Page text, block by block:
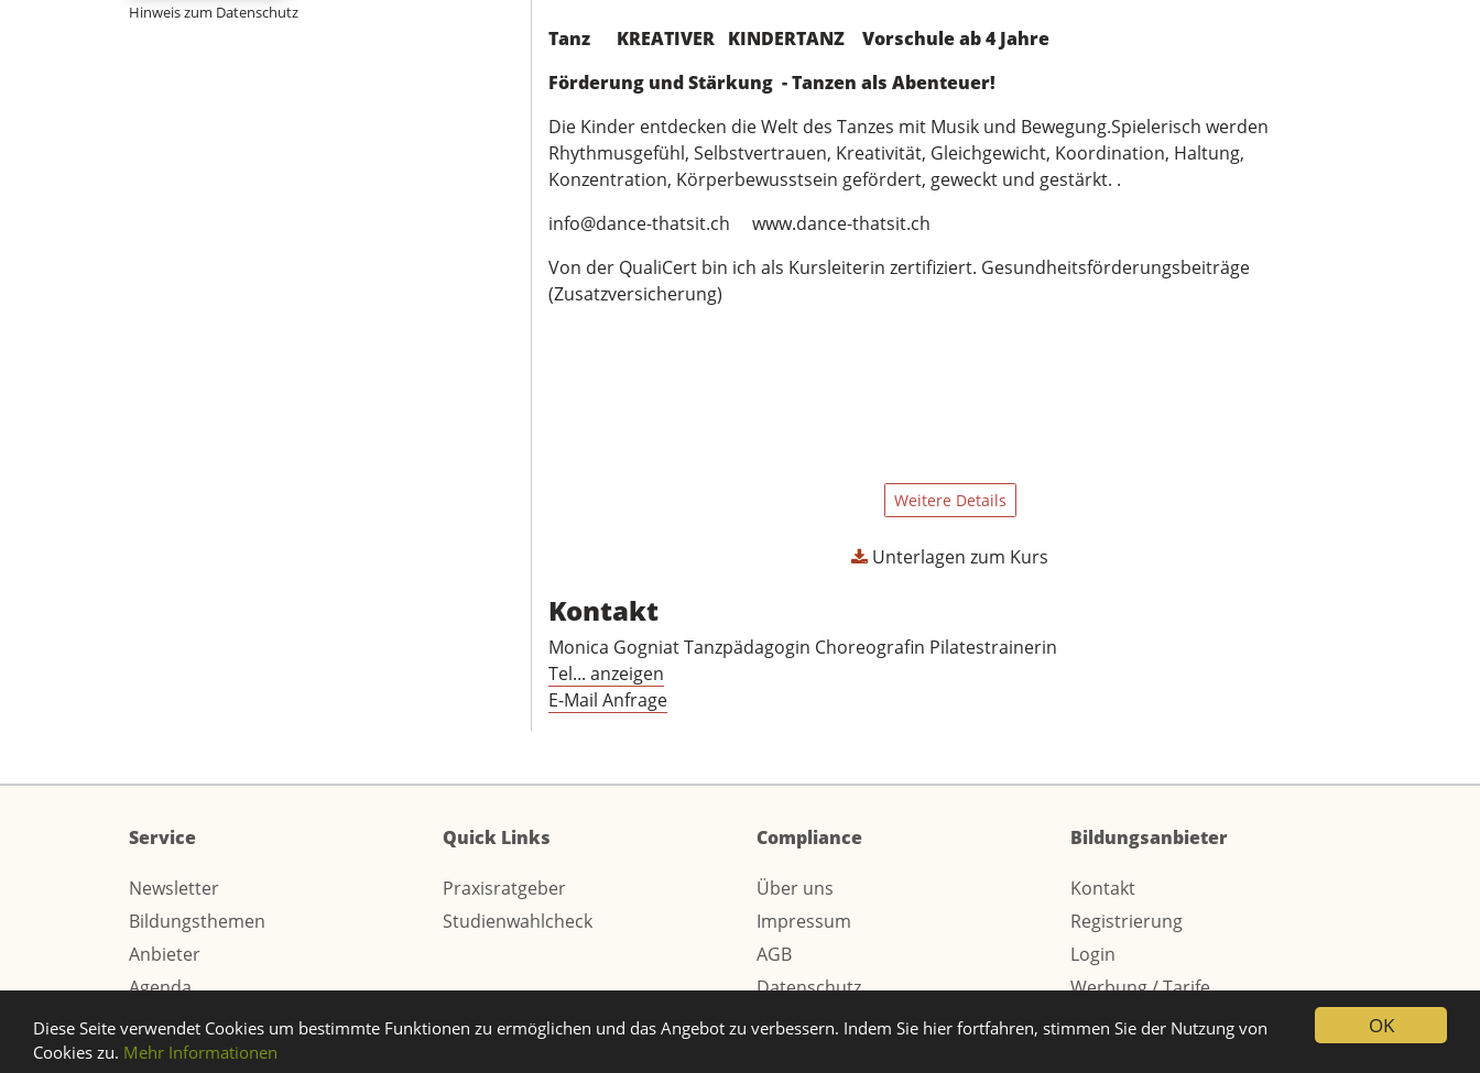
OK
Diese Seite verwendet Cookies um bestimmte Funktionen zu ermöglichen und das Angebot zu verbessern. Indem Sie hier fortfahren, stimmen Sie der Nutzung von
Cookies zu. Mehr Informationen
Hinweis zum Datenschutz
Tanz KREATIVER KINDERTANZ Vorschule ab 4 Jahre
Förderung und Stärkung - Tanzen als Abenteuer!
Die Kinder entdecken die Welt des Tanzes mit Musik und Bewegung.Spielerisch werden
Rhythmusgefühl, Selbstvertrauen, Kreativität, Gleichgewicht, Koordination, Haltung,
Konzentration, Körperbewusstsein gefördert, geweckt und gestärkt. .
info@dance-thatsit.ch www.dance-thatsit.ch
Von der QualiCert bin ich als Kursleiterin zertifiziert. Gesundheitsförderungsbeiträge
(Zusatzversicherung)
Weitere Details
Unterlagen zum Kurs
Kontakt
Monica Gogniat Tanzpädagogin Choreografin Pilatestrainerin
Tel... anzeigen
E-Mail Anfrage
Service
Newsletter
Bildungsthemen
Anbieter
Agenda
Quick Links
Praxisratgeber
Studienwahlcheck
Compliance
Über uns
Impressum
AGB
Datenschutz
Bildungsanbieter
Kontakt
Registrierung
Login
Werbung / Tarife
© 2026 Webtech AG